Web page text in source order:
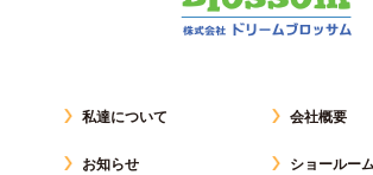
私達について
お知らせ
会社概要
ショールー